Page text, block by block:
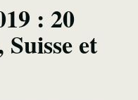
: 20
et